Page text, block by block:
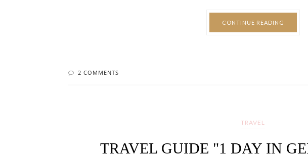
CONTINUE READING
2 COMMENTS
TRAVEL
TRAVEL GUIDE "1 DAY IN